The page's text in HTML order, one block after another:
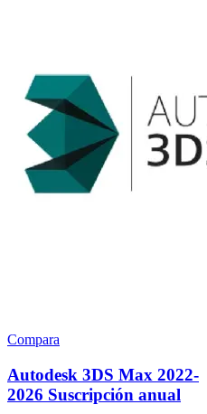
Compara
Autodesk 3DS Max 2022-
2026 Suscripción anual